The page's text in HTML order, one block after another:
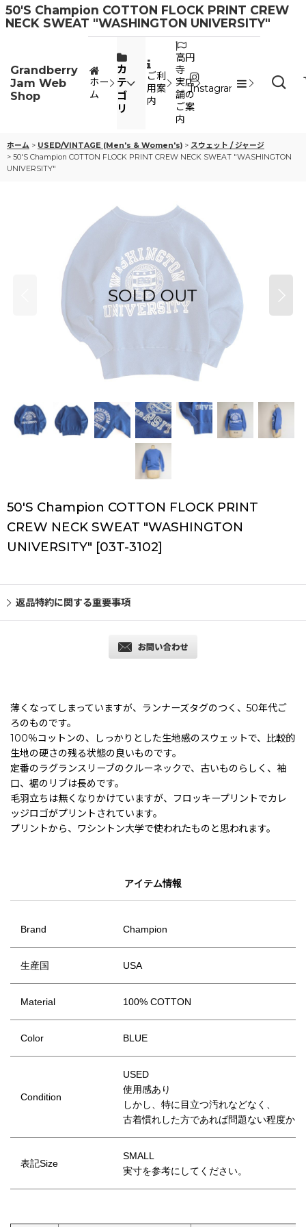
50'S Champion COTTON FLOCK PRINT CREW
NECK SWEAT "WASHINGTON UNIVERSITY"
Grandberry
Jam Web
Shop
ホー
ム
カ
テ
ゴ
リ
ご利
用案
内
高円
寺
実店
舗の
ご案
内
Instagram
ホーム > USED/VINTAGE (Men's & Women's) > スウェット / ジャージ
> 50'S Champion COTTON FLOCK PRINT CREW NECK SWEAT "WASHINGTON
UNIVERSITY"
50'S Champion COTTON FLOCK PRINT
CREW NECK SWEAT "WASHINGTON
UNIVERSITY" [03T-3102]
返品特約に関する重要事項
薄くなってしまっていますが、ランナーズタグのつく、50年代ご
ろのものです。
100％コットンの、しっかりとした生地感のスウェットで、比較的
生地の硬さの残る状態の良いものです。
定番のラグランスリーブのクルーネックで、古いものらしく、袖
口、裾のリブは長めです。
毛羽立ちは無くなりかけていますが、フロッキープリントでカレ
ッジロゴがプリントされています。
プリントから、ワシントン大学で使われたものと思われます。
アイテム情報
Brand Champion
生産国 USA
Material 100% COTTON
Color BLUE
Condition
USED
使用感あり
しかし、特に目立つ汚れなどなく、
古着慣れした方であれば問題ない程度か
表記Size
SMALL
実寸を参考にしてください。